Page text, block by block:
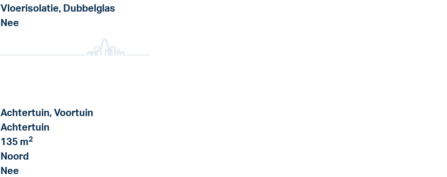
Vloerisolatie, Dubbelglas
Nee
Achtertuin, Voortuin
Achtertuin
135 m2
Noord
Nee